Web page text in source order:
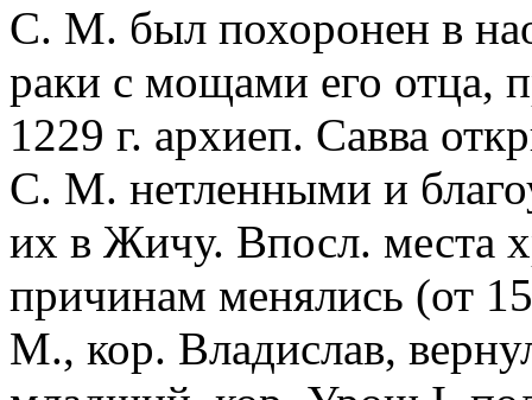
С. М. был похоронен в
раки с мощами его отца,
1229 г. архиеп. Савва
С. М. нетленными и
их в Жичу. Впосл. места
причинам менялись (от
М., кор. Владислав,